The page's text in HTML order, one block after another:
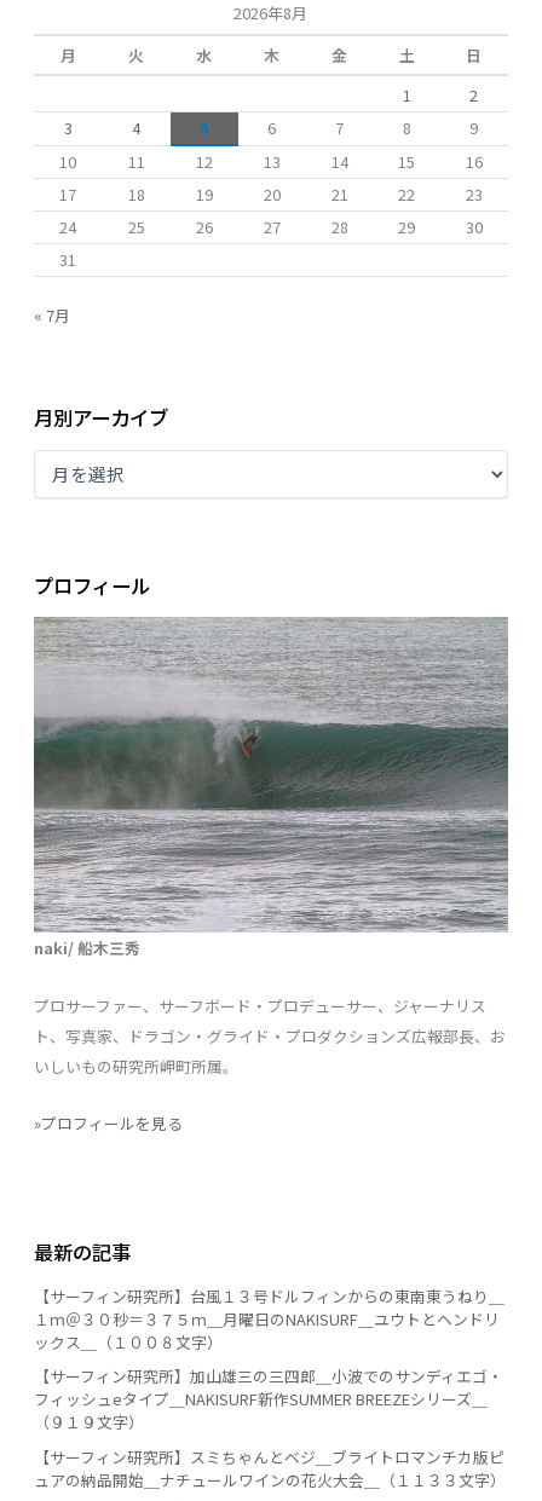
2026年8月
月
火 水 木 金 土
日
1
2
3
4 5 6 7 8
9
10
11 12 13 14 15
16
17
18 19 20 21 22
23
24
25 26 27 28 29
30
31
« 7月
月別アーカイブ
プロフィール
naki/ 船木三秀
プロサーファー、サーフボード・プロデューサー、ジャーナリス
ト、写真家、ドラゴン・グライド・プロダクションズ広報部長、お
いしいもの研究所岬町所属。
»プロフィールを見る
最新の記事
【サーフィン研究所】台風１３号ドルフィンからの東南東うねり＿
１ｍ＠３０秒＝３７５ｍ＿月曜日のNAKISURF＿ユウトとヘンドリ
ックス＿（１００８文字）
【サーフィン研究所】加山雄三の三四郎＿小波でのサンディエゴ・
フィッシュeタイプ＿NAKISURF新作SUMMER BREEZEシリーズ＿
（９１９文字）
【サーフィン研究所】スミちゃんとベジ＿ブライトロマンチカ版ピ
ュアの納品開始＿ナチュールワインの花火大会＿（１１３３文字）